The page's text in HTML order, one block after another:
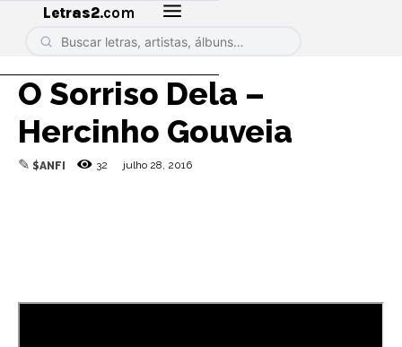
Letras2.com
O Sorriso Dela –
Hercinho Gouveia
✎ $ANFI 32 julho 28, 2016